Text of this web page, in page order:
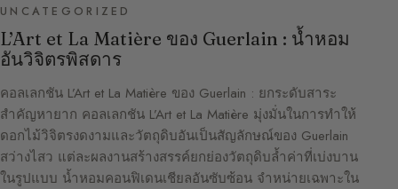
UNCATEGORIZED
L’Art et La Matière ของ Guerlain : น้ำหอม
อันวิจิตรพิสดาร
คอลเลกชัน L’Art et La Matière ของ Guerlain : ยกระดับสาระ
สำคัญหายาก คอลเลกชัน L’Art et La Matière มุ่งมั่นในการทำให้
ดอกไม้วิจิตรงดงามและวัตถุดิบอันเป็นสัญลักษณ์ของ Guerlain
สว่างไสว แต่ละผลงานสร้างสรรค์ยกย่องวัตถุดิบล้ำค่าที่เบ่งบาน
ในรูปแบบ น้ำหอมคอนฟิเดนเชียลอันซับซ้อน จำหน่ายเฉพาะใน